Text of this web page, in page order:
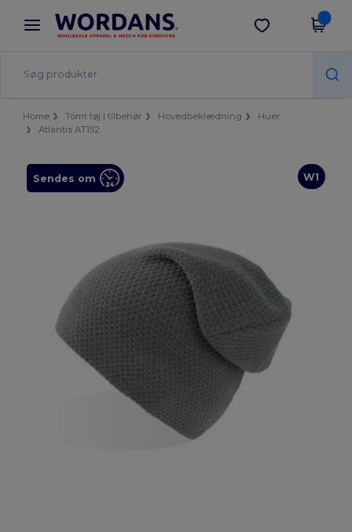
× Wordans-app
Bedre priser i appen!
Hent app
Home Tomt tøj | tilbehør Hovedbeklædning
Huer
Atlantis AT152
W1
Sendes om